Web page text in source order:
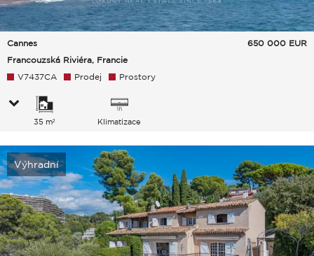
Cannes
Francouzská Riviéra, Francie
650 000 EUR
V7437CA Prodej Prostory
35 m² Klimatizace
Výhradní